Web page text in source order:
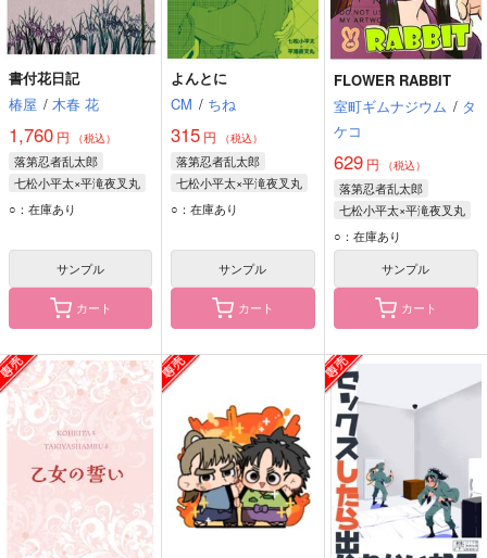
書付花日記
椿屋 / 木春 花
1,760 円 （税込）
落第忍者乱太郎
七松小平太×平滝夜叉丸
七松小平太
○：在庫あり
サンプル
カート
よんとに
CM / ちね
315 円 （税込）
落第忍者乱太郎
七松小平太×平滝夜叉丸
七松小平太
○：在庫あり
サンプル
カート
FLOWER RABBIT
室町ギムナジウム / タ
ケコ
629円 （税込）
落第忍者乱太郎
七松小平太×平滝夜叉丸
平滝夜叉丸
七松小平太
○：在庫あり
サンプル
カート